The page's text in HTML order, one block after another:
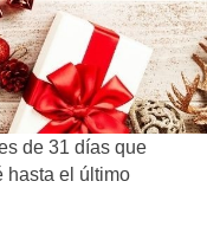
de 31 días que
hasta el último